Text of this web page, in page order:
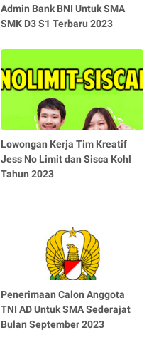
Admin Bank BNI Untuk SMA
SMK D3 S1 Terbaru 2023
Lowongan Kerja Tim Kreatif
Jess No Limit dan Sisca Kohl
Tahun 2023
Penerimaan Calon Anggota
TNI AD Untuk SMA Sederajat
Bulan September 2023